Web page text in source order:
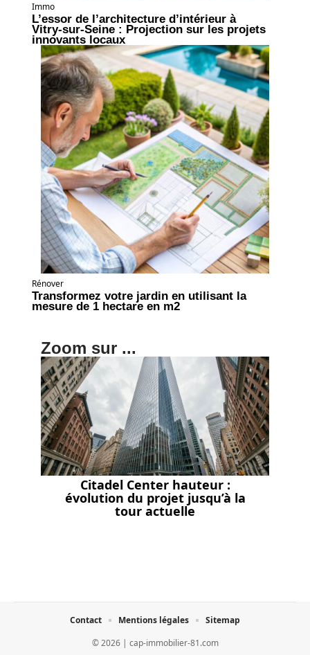
Immo
L’essor de l’architecture d’intérieur à
Vitry-sur-Seine : Projection sur les projets
innovants locaux
Rénover
Transformez votre jardin en utilisant la
mesure de 1 hectare en m2
Zoom sur ...
Citadel Center hauteur :
évolution du projet jusqu’à la
tour actuelle
© 2026 | cap-immobilier-81.com
Contact Mentions légales Sitemap